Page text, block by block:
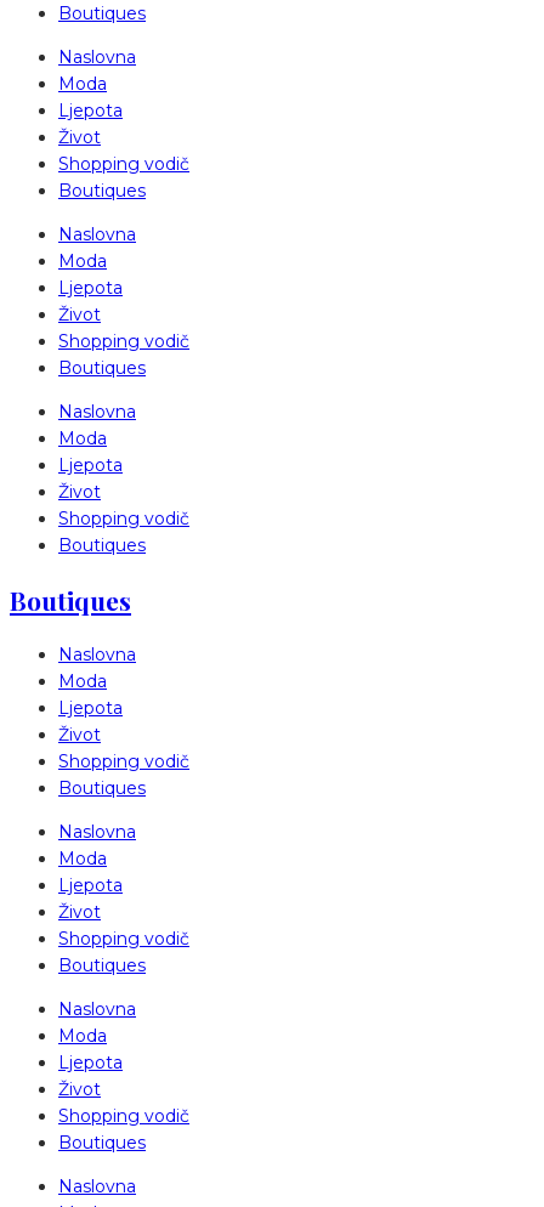
Boutiques
Naslovna
Moda
Ljepota
Život
Shopping vodič
Boutiques
Naslovna
Moda
Ljepota
Život
Shopping vodič
Boutiques
Naslovna
Moda
Ljepota
Život
Shopping vodič
Boutiques
Boutiques
Naslovna
Moda
Ljepota
Život
Shopping vodič
Boutiques
Naslovna
Moda
Ljepota
Život
Shopping vodič
Boutiques
Naslovna
Moda
Ljepota
Život
Shopping vodič
Boutiques
Naslovna